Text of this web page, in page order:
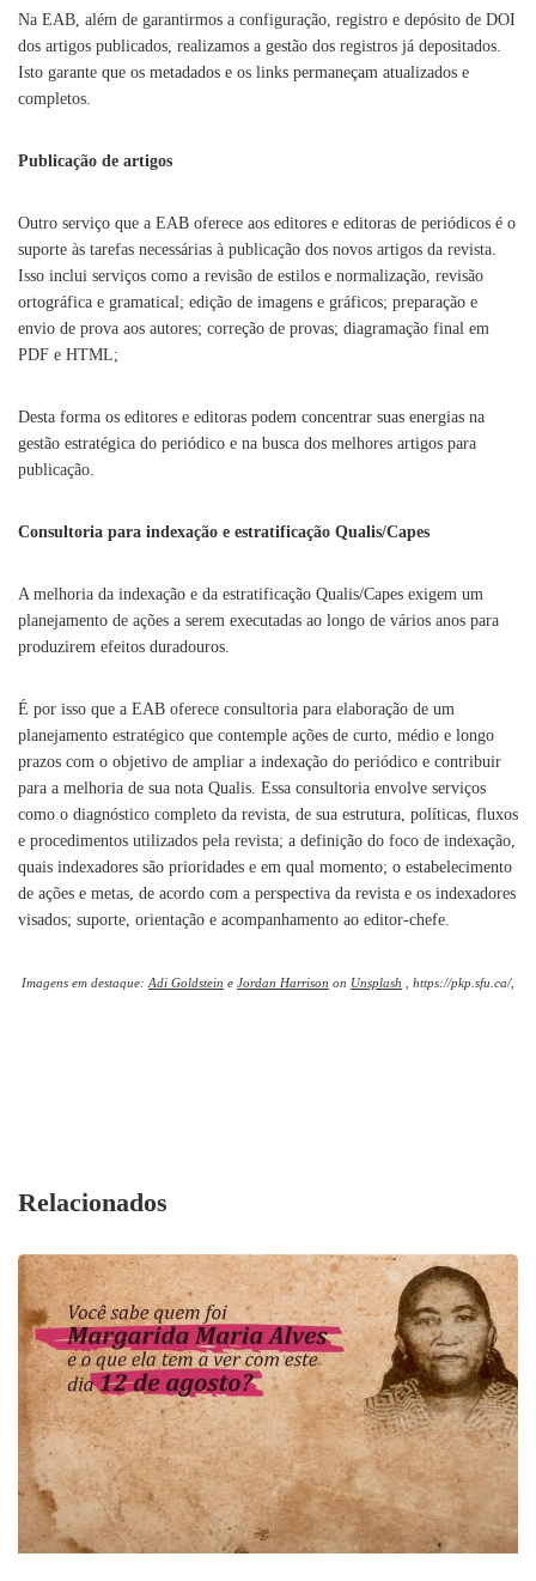
Na EAB, além de garantirmos a configuração, registro e depósito de DOI
dos artigos publicados, realizamos a gestão dos registros já depositados.
Isto garante que os metadados e os links permaneçam atualizados e
completos.
Publicação de artigos
Outro serviço que a EAB oferece aos editores e editoras de periódicos é o
suporte às tarefas necessárias à publicação dos novos artigos da revista.
Isso inclui serviços como a revisão de estilos e normalização, revisão
ortográfica e gramatical; edição de imagens e gráficos; preparação e
envio de prova aos autores; correção de provas; diagramação final em
PDF e HTML;
Desta forma os editores e editoras podem concentrar suas energias na
gestão estratégica do periódico e na busca dos melhores artigos para
publicação.
Consultoria para indexação e estratificação Qualis/Capes
A melhoria da indexação e da estratificação Qualis/Capes exigem um
planejamento de ações a serem executadas ao longo de vários anos para
produzirem efeitos duradouros.
É por isso que a EAB oferece consultoria para elaboração de um
planejamento estratégico que contemple ações de curto, médio e longo
prazos com o objetivo de ampliar a indexação do periódico e contribuir
para a melhoria de sua nota Qualis. Essa consultoria envolve serviços
como o diagnóstico completo da revista, de sua estrutura, políticas, fluxos
e procedimentos utilizados pela revista; a definição do foco de indexação,
quais indexadores são prioridades e em qual momento; o estabelecimento
de ações e metas, de acordo com a perspectiva da revista e os indexadores
visados; suporte, orientação e acompanhamento ao editor-chefe.
Imagens em destaque: Adi Goldstein e Jordan Harrison on Unsplash , https://pkp.sfu.ca/,
Relacionados